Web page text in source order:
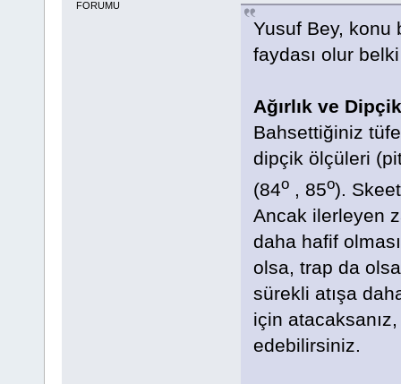
FORUMU
Yusuf Bey, konu
faydası olur
Ağırlık ve
Bahsettiğiniz
dipçik ölçüleri
(84o, 85o).
Ancak ilerleyen
daha hafif
olsa, trap da
sürekli atışa
için
edebilirsiniz.